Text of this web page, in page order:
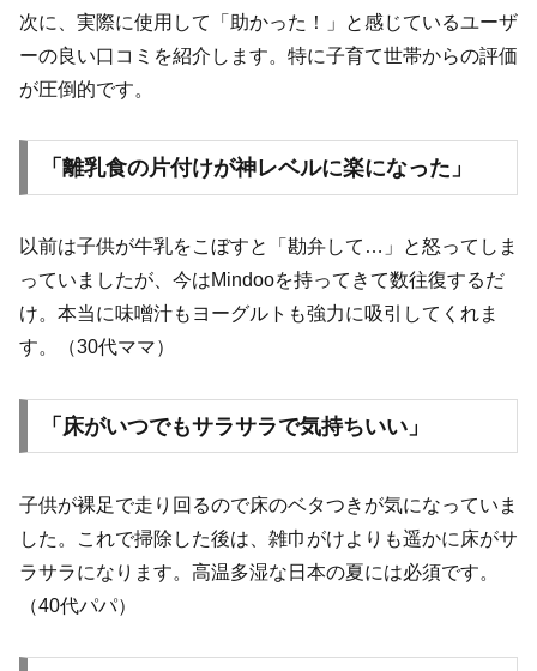
次に、実際に使用して「助かった！」と感じているユーザ
ーの良い口コミを紹介します。特に子育て世帯からの評価
が圧倒的です。
「離乳食の片付けが神レベルに楽になった」
以前は子供が牛乳をこぼすと「勘弁して…」と怒ってしま
っていましたが、今はMindooを持ってきて数往復するだ
け。本当に味噌汁もヨーグルトも強力に吸引してくれま
す。（30代ママ）
「床がいつでもサラサラで気持ちいい」
子供が裸足で走り回るので床のベタつきが気になっていま
した。これで掃除した後は、雑巾がけよりも遥かに床がサ
ラサラになります。高温多湿な日本の夏には必須です。
（40代パパ）